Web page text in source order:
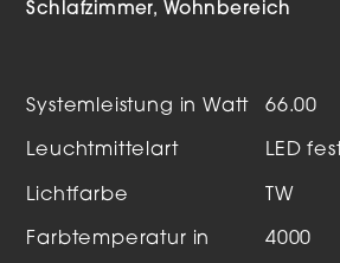
Schlafzimmer
Wohnbereich
Systemleistung in Watt 66.00
Leuchtmittelart LED
Lichtfarbe TW
Farbtemperatur in
4000